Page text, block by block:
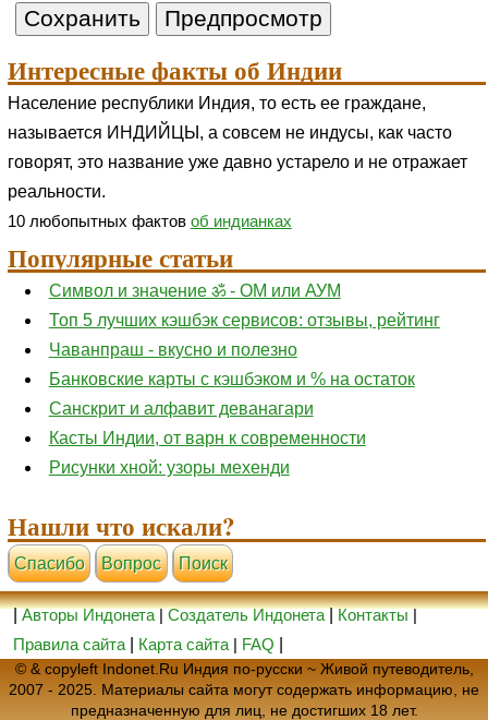
Интересные факты об Индии
Население республики Индия, то есть ее граждане,
называется ИНДИЙЦЫ, а совсем не индусы, как часто
говорят, это название уже давно устарело и не отражает
реальности.
10 любопытных фактов об индианках
Популярные статьи
Символ и значение ॐ - ОМ или АУМ
Топ 5 лучших кэшбэк сервисов: отзывы, рейтинг
Чаванпраш - вкусно и полезно
Банковские карты с кэшбэком и % на остаток
Санскрит и алфавит деванагари
Касты Индии, от варн к современности
Рисунки хной: узоры мехенди
Нашли что искали?
Cпасибо Вопрос Поиск
|Авторы Индонета|Создатель Индонета|Контакты|
Правила сайта
Карта сайта | FAQ
© & copyleft Indonet.Ru Индия по-русски ~ Живой путеводитель,
2007 - 2025. Материалы сайта могут содержать информацию, не
предназначенную для лиц, не достигших 18 лет.